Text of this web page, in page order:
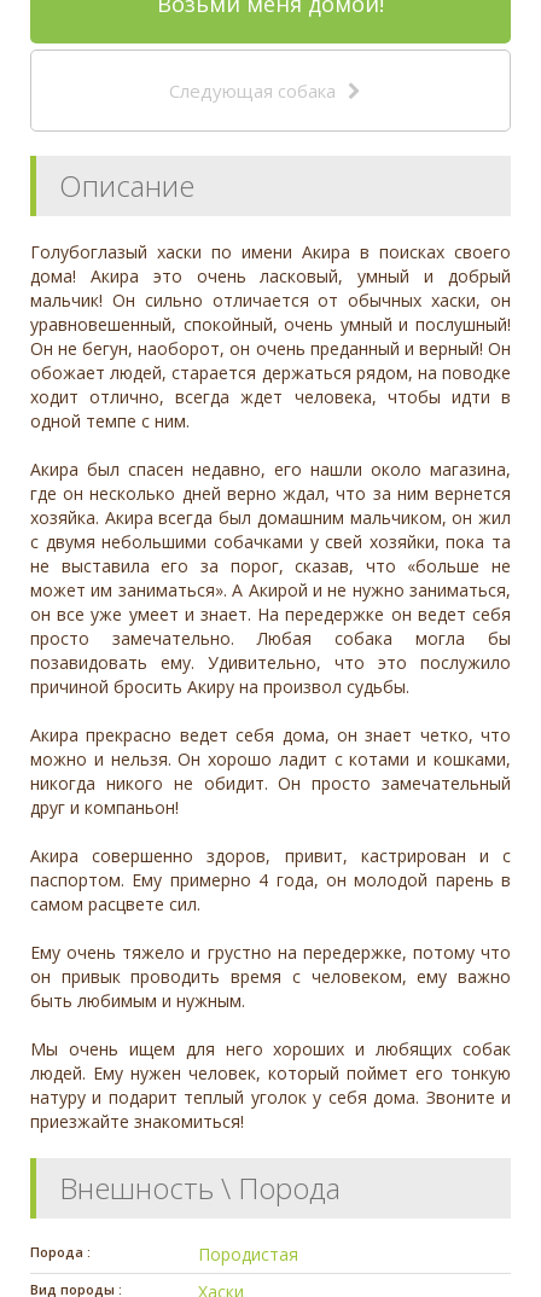
Следующая собака
Описание
Голубоглазый хаски по имени Акира в поисках своего
дома! Акира это очень ласковый, умный и добрый
мальчик! Он сильно отличается от обычных хаски, он
уравновешенный, спокойный, очень умный и послушный!
Он не бегун, наоборот, он очень преданный и верный! Он
обожает людей, старается держаться рядом, на поводке
ходит отлично, всегда ждет человека, чтобы идти в
одной темпе с ним.
Акира был спасен недавно, его нашли около магазина,
где он несколько дней верно ждал, что за ним вернется
хозяйка. Акира всегда был домашним мальчиком, он жил
с двумя небольшими собачками у свей хозяйки, пока та
не выставила его за порог, сказав, что «больше не
может им заниматься». А Акирой и не нужно заниматься,
он все уже умеет и знает. На передержке он ведет себя
просто замечательно. Любая собака могла бы
позавидовать ему. Удивительно, что это послужило
причиной бросить Акиру на произвол судьбы.
Акира прекрасно ведет себя дома, он знает четко, что
можно и нельзя. Он хорошо ладит с котами и кошками,
никогда никого не обидит. Он просто замечательный
друг и компаньон!
Акира совершенно здоров, привит, кастрирован и с
паспортом. Ему примерно 4 года, он молодой парень в
самом расцвете сил.
Ему очень тяжело и грустно на передержке, потому что
он привык проводить время с человеком, ему важно
быть любимым и нужным.
Мы очень ищем для него хороших и любящих собак
людей. Ему нужен человек, который поймет его тонкую
натуру и подарит теплый уголок у себя дома. Звоните и
приезжайте знакомиться!
Внешность \ Порода
Порода : Породистая
Вид породы : Хаски